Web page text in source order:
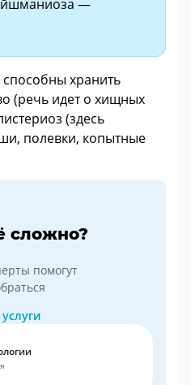
—
хранить
(речь идет о хищных
(здесь
полевки, копытные
сложно?
помогут